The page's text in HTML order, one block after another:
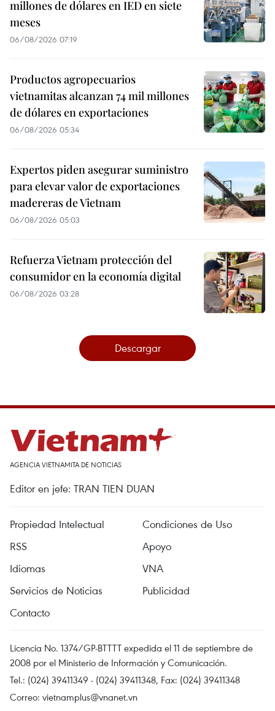
millones de dólares en IED en siete
meses
06/08/2026 07:19
Productos agropecuarios
vietnamitas alcanzan 74 mil millones
de dólares en exportaciones
06/08/2026 05:34
Expertos piden asegurar suministro
para elevar valor de exportaciones
madereras de Vietnam
06/08/2026 05:03
Refuerza Vietnam protección del
consumidor en la economía digital
06/08/2026 03:28
Descargar
AGENCIA VIETNAMITA DE NOTICIAS
Editor en jefe: TRAN TIEN DUAN
Propiedad Intelectual
Condiciones de Uso
RSS
Apoyo
Idiomas
VNA
Servicios de Noticias
Publicidad
Contacto
Licencia No. 1374/GP-BTTTT expedida el 11 de septiembre de
2008 por el Ministerio de Información y Comunicación.
Tel.: (024) 39411349 - (024) 39411348, Fax: (024) 39411348
Correo: vietnamplus@vnanet.vn